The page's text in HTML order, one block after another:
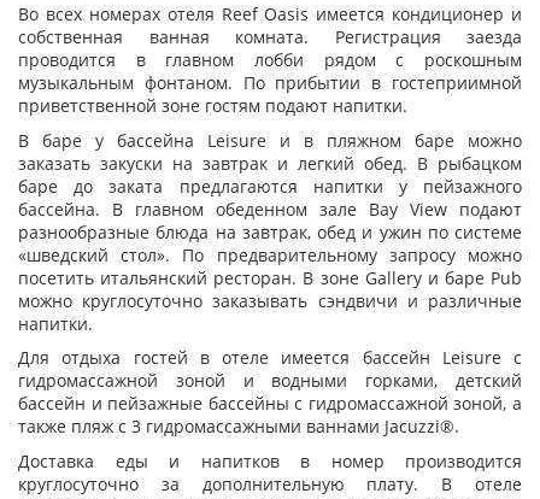
Во всех номерах отеля Reef Oasis имеется кондиционер и
собственная ванная комната. Регистрация заезда
проводится в главном лобби рядом с роскошным
музыкальным фонтаном. По прибытии в гостеприимной
приветственной зоне гостям подают напитки.
В баре у бассейна Leisure и в пляжном баре можно
заказать закуски на завтрак и легкий обед. В рыбацком
баре до заката предлагаются напитки у пейзажного
бассейна. В главном обеденном зале Bay View подают
разнообразные блюда на завтрак, обед и ужин по системе
«шведский стол». По предварительному запросу можно
посетить итальянский ресторан. В зоне Gallery и баре Pub
можно круглосуточно заказывать сэндвичи и различные
напитки.
Для отдыха гостей в отеле имеется бассейн Leisure с
гидромассажной зоной и водными горками, детский
бассейн и пейзажные бассейны с гидромассажной зоной, а
также пляж с 3 гидромассажными ваннами Jacuzzi®.
Доставка еды и напитков в номер производится
круглосуточно за дополнительную плату. В отеле